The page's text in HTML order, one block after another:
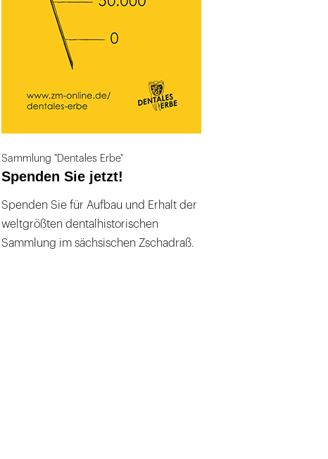
Sammlung "Dentales Erbe"
Spenden Sie jetzt!
Spenden Sie für Aufbau und Erhalt der
weltgrößten dentalhistorischen
Sammlung im sächsischen Zschadraß.